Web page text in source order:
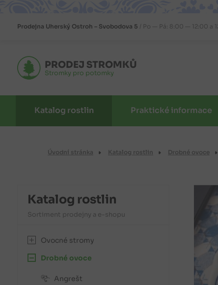
Prodejna Uherský Ostroh – Svobodova 5 Po — Pá: 8:00 — 12:00 a
PRODEJ STROMKŮ
Stromky pro potomky
Katalog rostlin Praktické informace
Úvodní stránka Katalog rostlin Drobné ovoce
Katalog rostlin
Sortiment prodejny a e-shopu
Ovocné stromy
Drobné ovoce
Angrešt